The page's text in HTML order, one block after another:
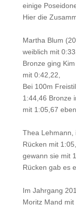
einige
Hier die
Martha Blum
weiblich mit
Bronze ging
mit 0:42,22,
Bei 100m
1:44,46 Bronze
mit 1:05,67
Thea Lehmann,
Rücken mit
gewann sie mit
Rücken gab es
Im Jahrgang
Moritz Mand